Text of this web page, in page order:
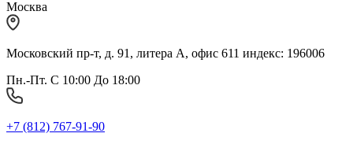
Москва
Московский пр-т, д. 91, литера А, офис 611 индекс: 196006
Пн.-Пт. С 10:00 До 18:00
+7 (812) 767-91-90